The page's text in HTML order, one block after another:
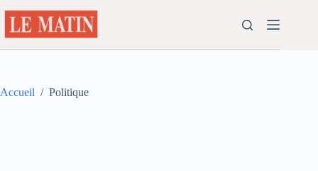
au
contenu
Accueil / Politique